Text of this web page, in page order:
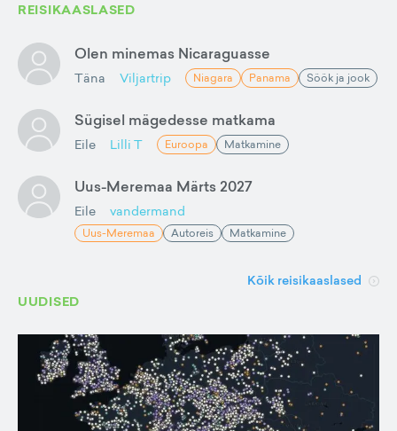
REISIKAASLASED
Olen minemas Nicaraguasse
Täna Viljartrip Niagara Panama Söök ja jook
Sügisel mägedesse matkama
Eile Lilli T Euroopa Matkamine
Uus-Meremaa Märts 2027
Eile vandermand
Uus-Meremaa Autoreis Matkamine
Kõik reisikaaslased
UUDISED